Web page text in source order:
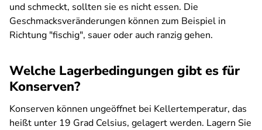
und schmeckt, sollten sie es nicht essen. Die
Geschmacksveränderungen können zum Beispiel in
Richtung "fischig", sauer oder auch ranzig gehen.
Welche Lagerbedingungen gibt es für
Konserven?
Konserven können ungeöffnet bei Kellertemperatur, das
heißt unter 19 Grad Celsius, gelagert werden. Lagern Sie